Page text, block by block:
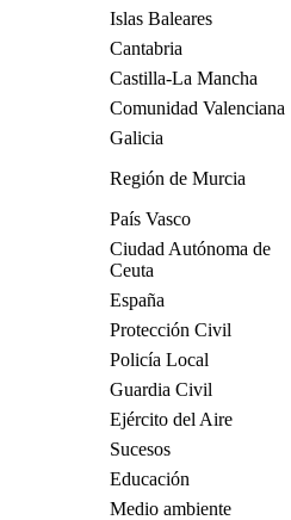
Islas Baleares
Cantabria
Castilla-La Mancha
Comunidad Valenciana
Galicia
Región de Murcia
País Vasco
Ciudad Autónoma de
Ceuta
España
Protección Civil
Policía Local
Guardia Civil
Ejército del Aire
Sucesos
Educación
Medio ambiente